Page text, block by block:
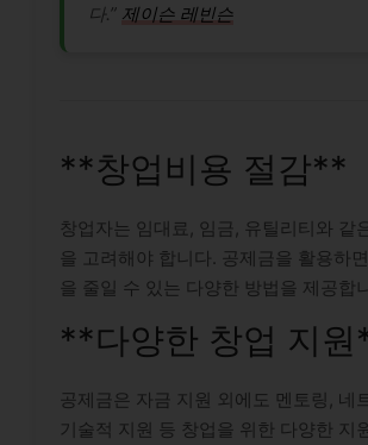
다.” 제이슨 레빈슨
**창업비용 절감**
창업자는 임대료, 임금, 유틸리티와 같
을 고려해야 합니다. 공제금을 활용하
을 줄일 수 있는 다양한 방법을 제공합
**다양한 창업 지
공제금은 자금 지원 외에도 멘토링, 네
기술적 지원 등 창업을 위한 다양한 지